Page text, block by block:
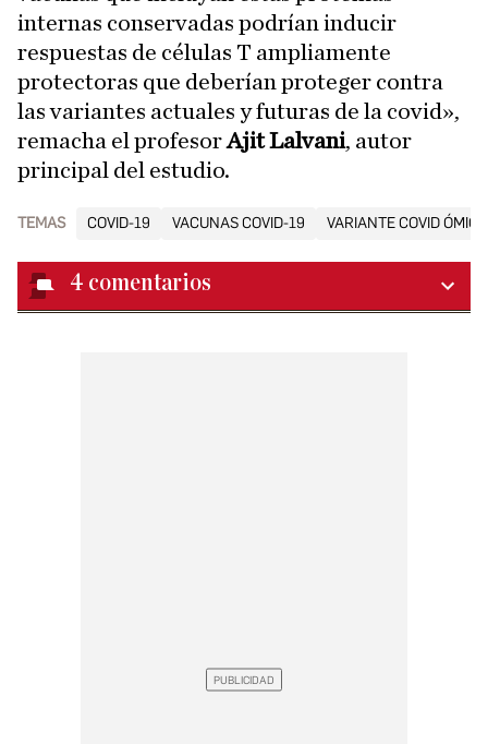
internas conservadas podrían inducir
respuestas de células T ampliamente
protectoras que deberían proteger contra
las variantes actuales y futuras de la covid»,
remacha el profesorAjit Lalvani, autor
principal del estudio.
TEMAS COVID-19 VACUNAS COVID-19 VARIANTE COVID
4 comentarios